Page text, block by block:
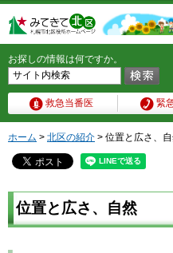
お探しの情報は何ですか。
救急当番医 緊
ホーム > 北区の紹介 > 位置と広さ、
位置と広さ、自然